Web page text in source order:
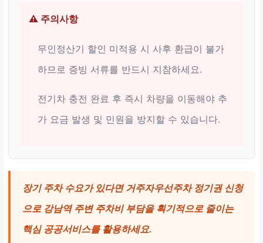
⚠️ 주의사항
무인정산기 할인 미적용 시 사후 환급이 불가
하므로 증빙 서류를 반드시 지참하세요.
전기차 충전 완료 후 즉시 차량을 이동해야 추
가 요금 발생 및 민원을 방지할 수 있습니다.
장기 주차 수요가 있다면 거주자우선주차 정기권 신청
으로 강남역 주변 주차비 부담을 획기적으로 줄이는
핵심 공공서비스를 활용하세요.